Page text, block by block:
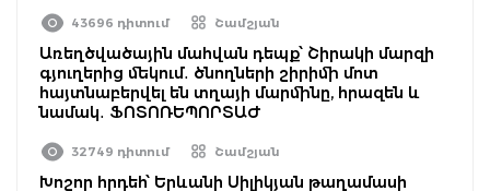
43696 դիտում Շամշյան
Առեղծվածային մահվան դեպք՝ Շիրակի մարզի
գյուղերից մեկում․ ծնողների շիրիմի մոտ
հայտնաբերվել են տղայի մարմինը, հրազեն և
նամակ․ ՖՈՏՈՌԵՊՈՐՏԱԺ
32749 դիտում Շամշյան
Խոշոր հրդեհ՝ Երևանի Սիլիկյան թաղամասի